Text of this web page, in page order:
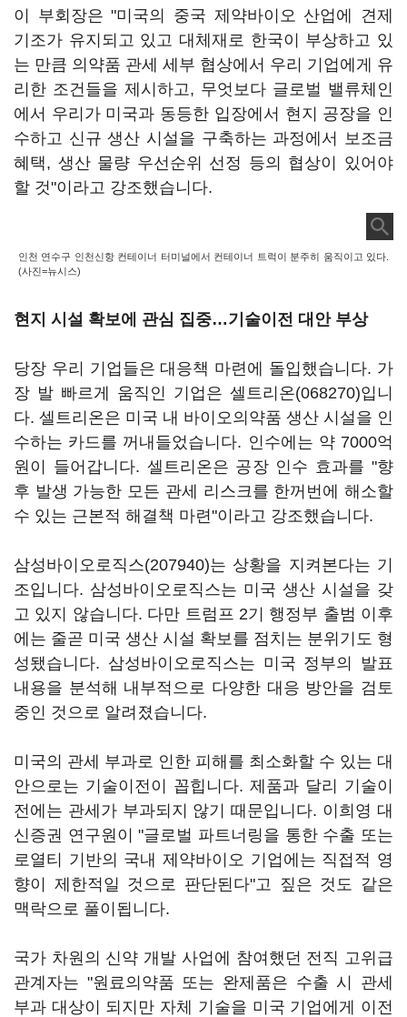
이 부회장은 "미국의 중국 제약바이오 산업에 견제
기조가 유지되고 있고 대체재로 한국이 부상하고 있
는 만큼 의약품 관세 세부 협상에서 우리 기업에게 유
리한 조건들을 제시하고, 무엇보다 글로벌 밸류체인
에서 우리가 미국과 동등한 입장에서 현지 공장을 인
수하고 신규 생산 시설을 구축하는 과정에서 보조금
혜택, 생산 물량 우선순위 선정 등의 협상이 있어야
할 것"이라고 강조했습니다.
인천 연수구 인천신항 컨테이너 터미널에서 컨테이너 트럭이 분주히 움직이고 있다.
(사진=뉴시스)
현지 시설 확보에 관심 집중…기술이전 대안 부상
당장 우리 기업들은 대응책 마련에 돌입했습니다. 가
장 발 빠르게 움직인 기업은 셀트리온(068270)입니
다. 셀트리온은 미국 내 바이오의약품 생산 시설을 인
수하는 카드를 꺼내들었습니다. 인수에는 약 7000억
원이 들어갑니다. 셀트리온은 공장 인수 효과를 "향
후 발생 가능한 모든 관세 리스크를 한꺼번에 해소할
수 있는 근본적 해결책 마련"이라고 강조했습니다.
삼성바이오로직스(207940)는 상황을 지켜본다는 기
조입니다. 삼성바이오로직스는 미국 생산 시설을 갖
고 있지 않습니다. 다만 트럼프 2기 행정부 출범 이후
에는 줄곧 미국 생산 시설 확보를 점치는 분위기도 형
성됐습니다. 삼성바이오로직스는 미국 정부의 발표
내용을 분석해 내부적으로 다양한 대응 방안을 검토
중인 것으로 알려졌습니다.
미국의 관세 부과로 인한 피해를 최소화할 수 있는 대
안으로는 기술이전이 꼽힙니다. 제품과 달리 기술이
전에는 관세가 부과되지 않기 때문입니다. 이희영 대
신증권 연구원이 "글로벌 파트너링을 통한 수출 또는
로열티 기반의 국내 제약바이오 기업에는 직접적 영
향이 제한적일 것으로 판단된다"고 짚은 것도 같은
맥락으로 풀이됩니다.
국가 차원의 신약 개발 사업에 참여했던 전직 고위급
관계자는 "원료의약품 또는 완제품은 수출 시 관세
부과 대상이 되지만 자체 기술을 미국 기업에게 이전